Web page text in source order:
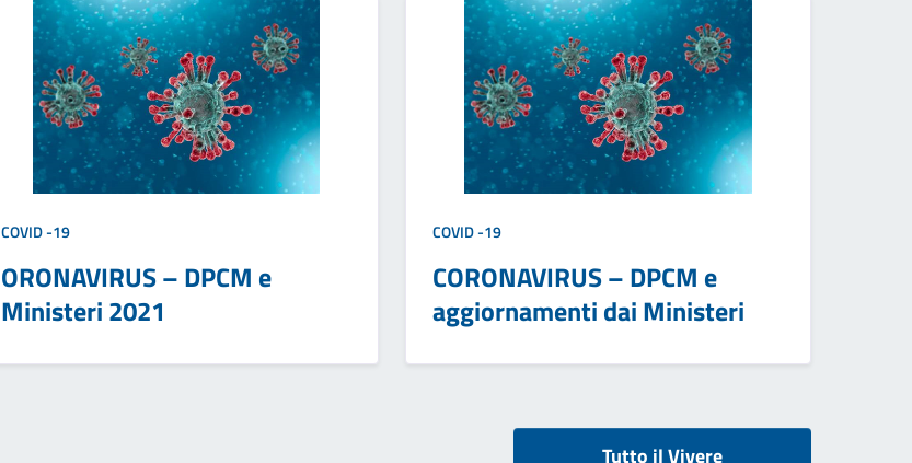
COVID -19
ORONAVIRUS – DPCM e
Ministeri 2021
COVID -19
CORONAVIRUS – DPCM e
aggiornamenti dai Ministeri
Tutto il Vivere